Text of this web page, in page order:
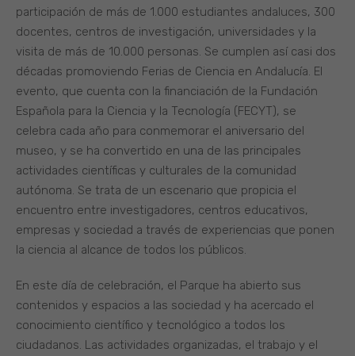
participación de más de 1.000 estudiantes andaluces, 300
docentes, centros de investigación, universidades y la
visita de más de 10.000 personas. Se cumplen así casi dos
décadas promoviendo Ferias de Ciencia en Andalucía. El
evento, que cuenta con la financiación de la Fundación
Española para la Ciencia y la Tecnología (FECYT), se
celebra cada año para conmemorar el aniversario del
museo, y se ha convertido en una de las principales
actividades científicas y culturales de la comunidad
autónoma. Se trata de un escenario que propicia el
encuentro entre investigadores, centros educativos,
empresas y sociedad a través de experiencias que ponen
la ciencia al alcance de todos los públicos.
En este día de celebración, el Parque ha abierto sus
contenidos y espacios a las sociedad y ha acercado el
conocimiento científico y tecnológico a todos los
ciudadanos. Las actividades organizadas, el trabajo y el